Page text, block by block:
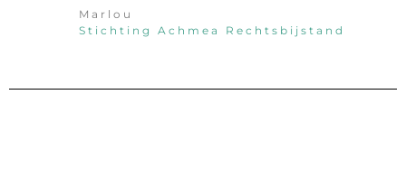
Marlou
Stichting Achmea Rechtsbijstand